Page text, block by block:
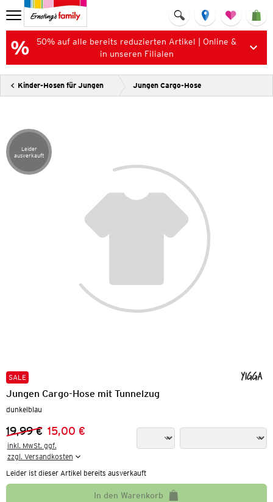
50% auf alle bereits reduzierten Artikel | Online &
in unseren Filialen
Kinder-Hosen für Jungen Jungen Cargo-Hose
Artikel leider ausverkauft
Leider
ausverkauft
SALE
Jungen Cargo-Hose mit Tunnelzug
dunkelblau
Vorheriger Preis:
19,99 €
Neuer Preis:
15,00 €
inkl. MwSt. ggf.
zzgl. Versandkosten
Leider ist dieser Artikel bereits ausverkauft
In den Warenkorb